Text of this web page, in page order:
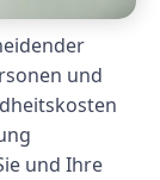
und
und Ihre